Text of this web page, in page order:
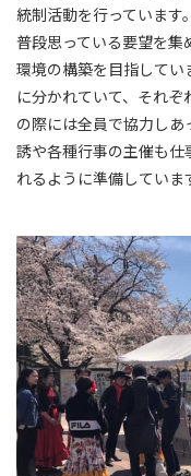
統制活動を行っています
普段思っている要望を集
環境の構築を目指して
に分かれていて、それ
の際には全員で協力し
誘や各種行事の主催も
れるように準備していま